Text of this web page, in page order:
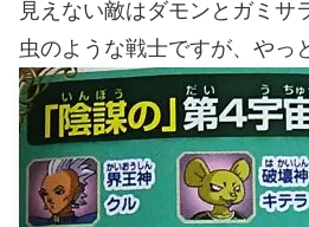
見えない敵はダモンとガミサ
虫のような戦士ですが、やっ